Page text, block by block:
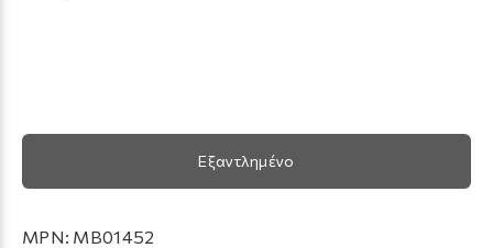
Εξαντλημένο
MPN: MB01452